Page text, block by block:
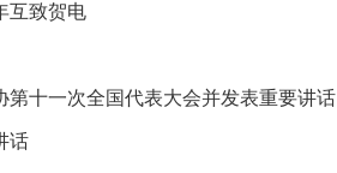
互致贺电
十一次全国代表大会并发表重要讲话
话